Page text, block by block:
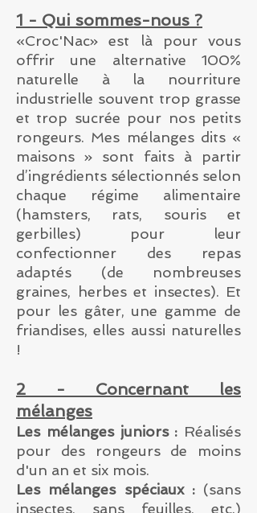
1 - Qui sommes-nous ?
«Croc'Nac» est là pour vous
offrir une alternative 100%
naturelle à la nourriture
industrielle souvent trop grasse
et trop sucrée pour nos petits
rongeurs. Mes mélanges dits «
maisons » sont faits à partir
d’ingrédients sélectionnés selon
chaque régime alimentaire
(hamsters, rats, souris et
gerbilles) pour leur
confectionner des repas
adaptés (de nombreuses
graines, herbes et insectes). Et
pour les gâter, une gamme de
friandises, elles aussi naturelles
!
2 - Concernant les
mélanges
Les mélanges juniors : Réalisés
pour des rongeurs de moins
d'un an et six mois.
Les mélanges spéciaux :(sans
insectes, sans feuilles, etc.)